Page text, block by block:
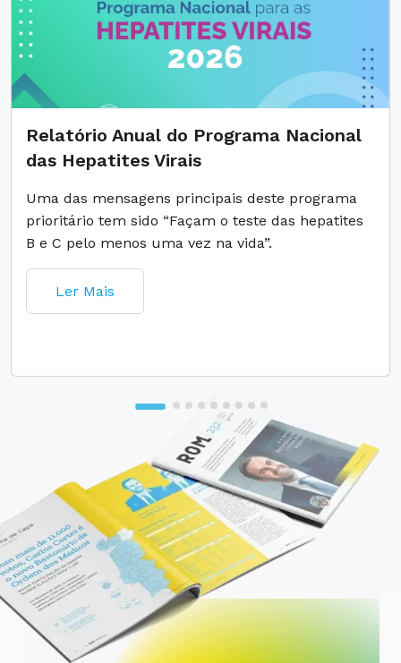
Relatório Anual do Programa Nacional
das Hepatites Virais
Uma das mensagens principais deste programa
prioritário tem sido “Façam o teste das hepatites
B e C pelo menos uma vez na vida”.
Ler Mais